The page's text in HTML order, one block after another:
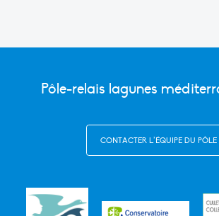
Pôle-relais lagunes
CONTACTER L’ÉQUIPE DU PÔLE